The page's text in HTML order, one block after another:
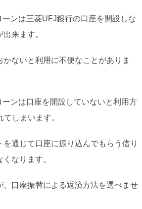
ンは三菱UFJ銀行の口座を開設しな
来ます。
かないと利用に不便なことがありま
ンは口座を開設していないと利用方
しまいます。
通じて口座に振り込んでもらう借り
なります。
、口座振替による返済方法を選べませ